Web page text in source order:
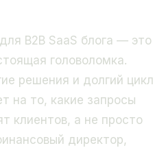
B2B SaaS блога — это
головоломка.
решения и долгий цикл
на то, какие запросы
клиентов, а не просто
директор,